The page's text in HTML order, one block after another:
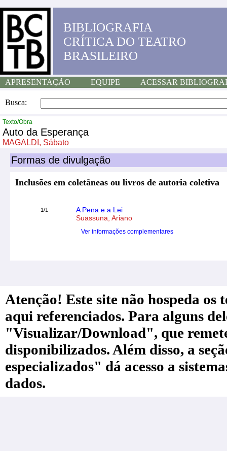
BIBLIOGRAFIA
CRÍTICA DO TEATRO
BRASILEIRO
APRESENTAÇÃO EQUIPE ACESSAR
Busca:
Texto/Obra
Auto da Esperança
MAGALDI, Sábato
Formas de divulgação
Inclusões em coletâneas ou livros de autoria coletiva
1/1
A Pena e a Lei
Suassuna, Ariano
Ver informações complementares
Atenção! Este site não hospeda
aqui referenciados. Para alguns
"Visualizar/Download", que
disponibilizados. Além disso, a
especializados" dá acesso a
dados.